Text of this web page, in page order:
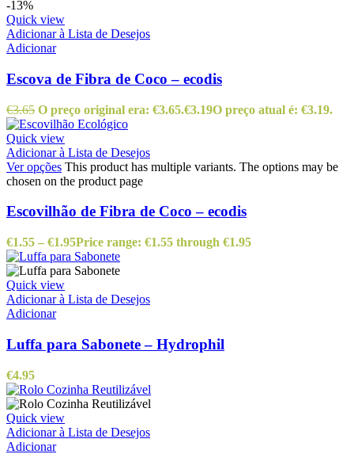
-13%
Quick view
Adicionar à Lista de Desejos
Adicionar
Escova de Fibra de Coco – ecodis
€3.65 O preço original era: €3.65.€3.19O preço atual é: €3.19.
Quick view
Adicionar à Lista de Desejos
Ver opções This product has multiple variants. The options may be
chosen on the product page
Escovilhão de Fibra de Coco – ecodis
€1.55 – €1.95Price range: €1.55 through €1.95
Quick view
Adicionar à Lista de Desejos
Adicionar
Luffa para Sabonete – Hydrophil
€4.95
Quick view
Adicionar à Lista de Desejos
Adicionar